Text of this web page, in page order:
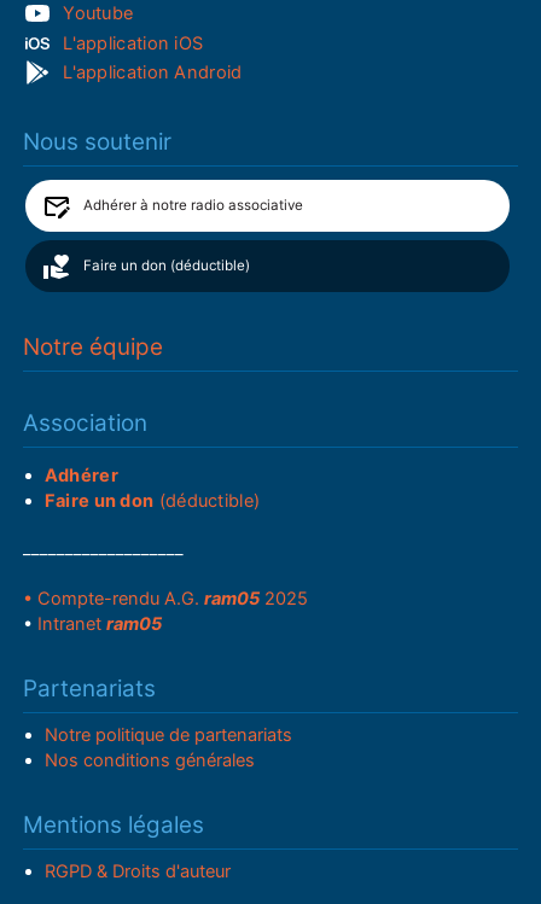
Youtube
L'application iOS
L'application Android
Nous soutenir
Adhérer à notre radio associative
Faire un don (déductible)
Notre équipe
Association
Adhérer
Faire un don (déductible)
• Compte-rendu A.G.ram05 2025
• Intranetram05
Partenariats
Notre politique de partenariats
Nos conditions générales
Mentions légales
RGPD & Droits d'auteur